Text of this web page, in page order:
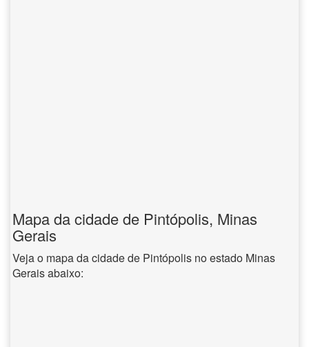
Mapa da cidade de Pintópolis, Minas
Gerais
Veja o mapa da cidade de Pintópolis no estado Minas
Gerais abaixo: